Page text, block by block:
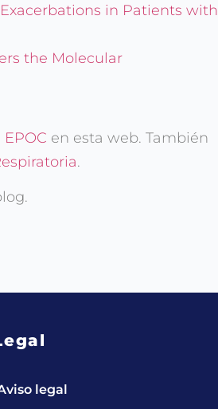
in Patients with
the Molecular
EPOC en esta web. También
.
legal